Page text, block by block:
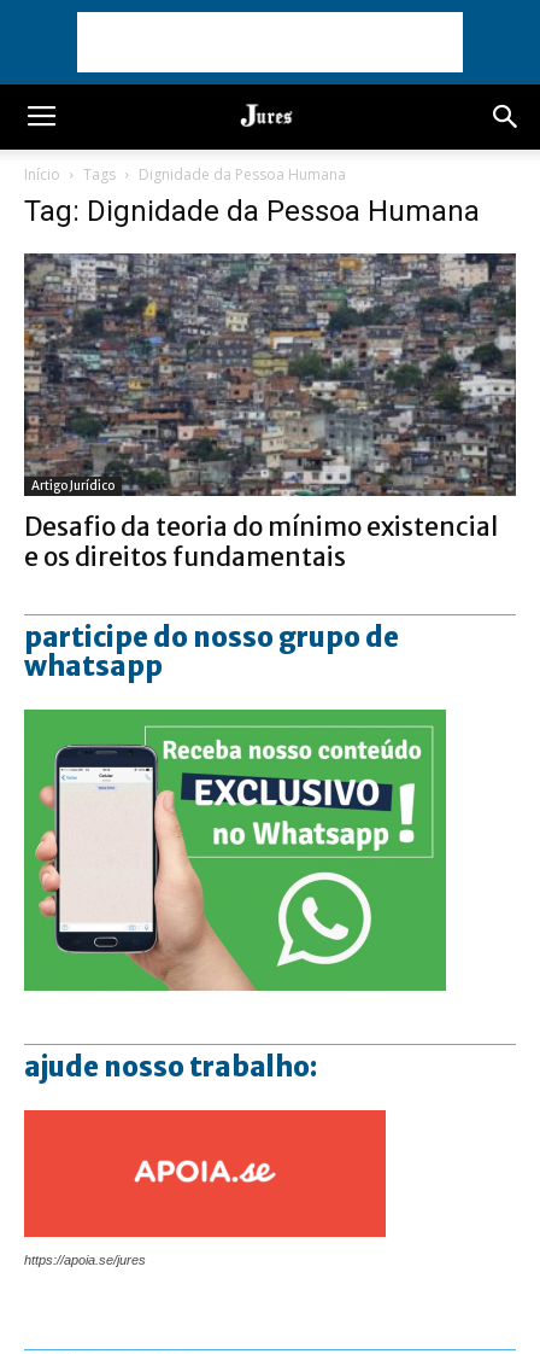
Início Tags Dignidade da Pessoa Humana
Tag: Dignidade da Pessoa Humana
Artigo Jurídico
Desafio da teoria do mínimo existencial
e os direitos fundamentais
participe do nosso grupo de
whatsapp
ajude nosso trabalho:
https://apoia.se/jures